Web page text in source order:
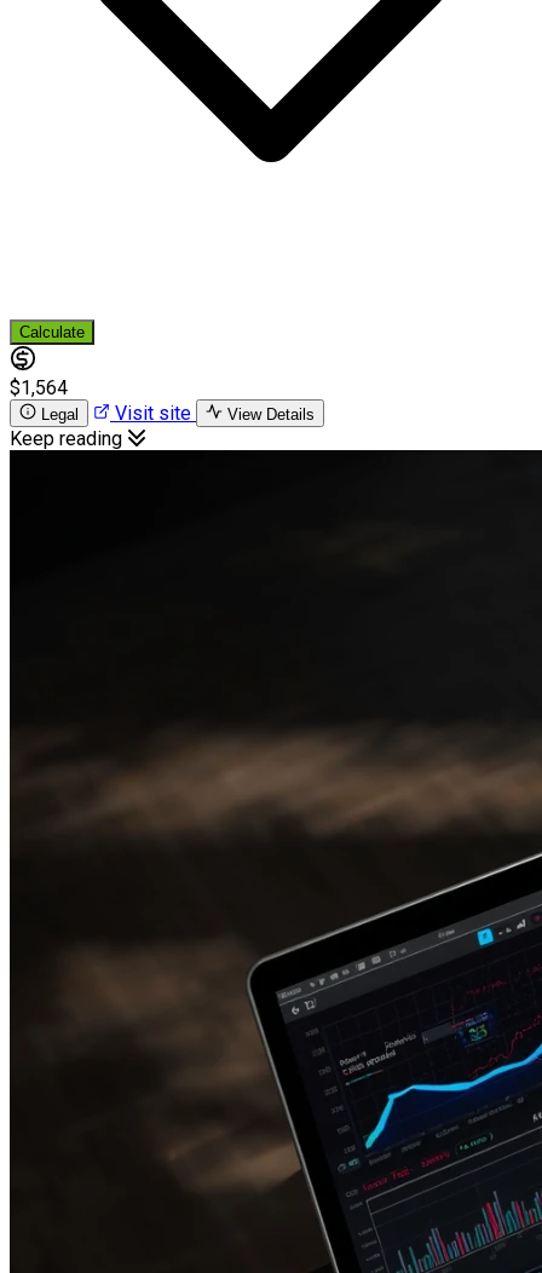
Calculate
$1,564
Legal Visit site View Details
Keep reading